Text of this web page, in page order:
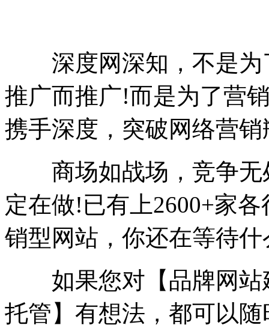
深度网深知，不是为
推广而推广!而是为了营
携手深度，突破网络营
商场如战场，竞争无
定在做!已有上2600+家
销型网站，你还在等待什
如果您对【品牌网站
托管】有想法，都可以